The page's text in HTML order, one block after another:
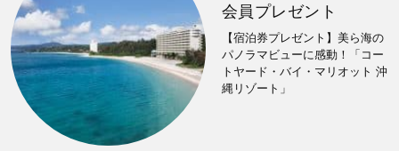
会員プレゼント
【宿泊券プレゼント】美ら海の
パノラマビューに感動！「コー
トヤード・バイ・マリオット 沖
縄リゾート」